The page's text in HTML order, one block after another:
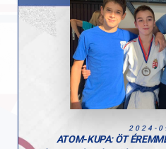
2. Takács Csongor Olivér
3. Szentes Benedek
7. Tóth Maxim
9. Gábor Kolos
2024-
ATOM-KUPA: ÖT